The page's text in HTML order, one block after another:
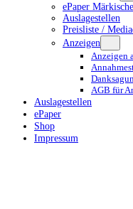
ePaper
Auslagestellen
Preisliste /
Anzeigen
Anzeigen
AGB für
Auslagestellen
ePaper
Shop
Impressum